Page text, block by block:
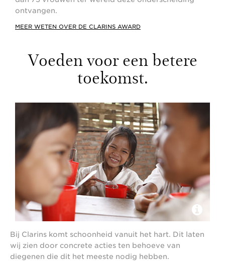
ontvangen.
MEER WETEN OVER DE CLARINS AWARD
Voeden voor een betere
toekomst.
Bij Clarins komt schoonheid vanuit het hart. Dit laten
wij zien door concrete acties ten behoeve van
diegenen die dit het meeste nodig hebben.